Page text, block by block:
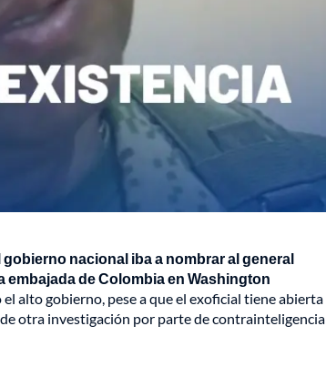
gobierno nacional iba a nombrar al general
embajada de Colombia en Washington
alto gobierno, pese a que el exoficial tiene abierta
otra investigación por parte de contrainteligencia